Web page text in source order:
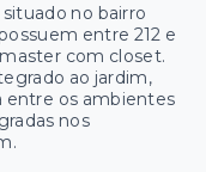
no bairro
entre 212 e
com closet.
ao jardim,
entre os ambientes
nos